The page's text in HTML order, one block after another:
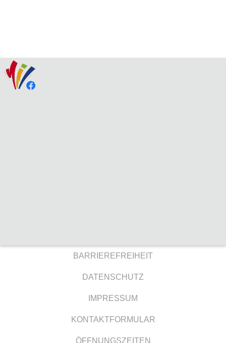
BARRIEREFREIHEIT
DATENSCHUTZ
IMPRESSUM
KONTAKTFORMULAR
ÖFFNUNGSZEITEN